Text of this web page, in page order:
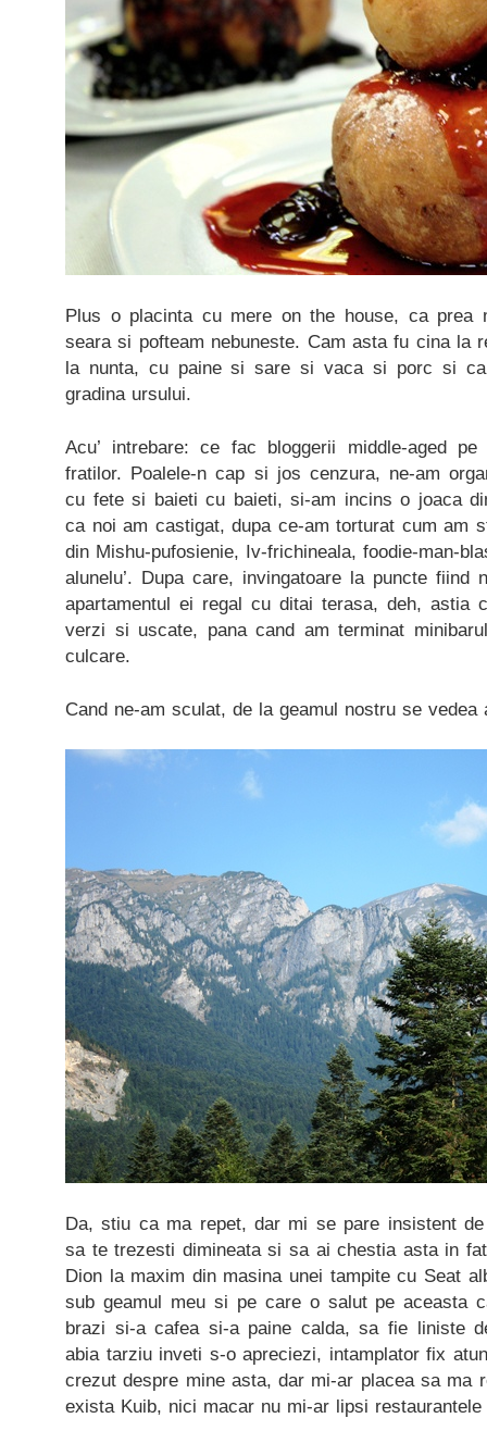
Plus o placinta cu mere on the house, ca prea
seara si pofteam nebuneste. Cam asta fu cina la
la nunta, cu paine si sare si vaca si porc si
gradina ursului.
Acu’ intrebare: ce fac bloggerii middle-aged
fratilor. Poalele-n cap si jos cenzura, ne-am
cu fete si baieti cu baieti, si-am incins o joaca
ca noi am castigat, dupa ce-am torturat cum am
din Mishu-pufosienie, Iv-frichineala, foodie-man-
alunelu’. Dupa care, invingatoare la puncte
apartamentul ei regal cu ditai terasa, deh, astia
verzi si uscate, pana cand am terminat
culcare.
Cand ne-am sculat, de la geamul nostru se vedea
Da, stiu ca ma repet, dar mi se pare insistent
sa te trezesti dimineata si sa ai chestia asta in
Dion la maxim din masina unei tampite cu Seat
sub geamul meu si pe care o salut pe aceasta
brazi si-a cafea si-a paine calda, sa fie liniste
abia tarziu inveti s-o apreciezi, intamplator fix
crezut despre mine asta, dar mi-ar placea sa ma
exista Kuib, nici macar nu mi-ar lipsi